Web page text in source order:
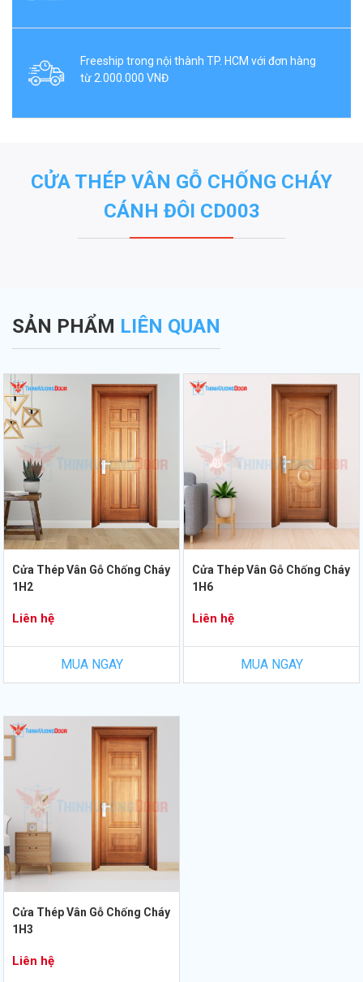
Freeship trong nội thành TP. HCM với đơn hàng
từ 2.000.000 VNĐ
CỬA THÉP VÂN GỖ CHỐNG CHÁY
CÁNH ĐÔI CD003
SẢN PHẨM LIÊN QUAN
Cửa Thép Vân Gỗ Chống Cháy
1H2
Liên hệ
MUA NGAY
Cửa Thép Vân Gỗ Chống Cháy
1H6
Liên hệ
MUA NGAY
Cửa Thép Vân Gỗ Chống Cháy
1H3
Liên hệ